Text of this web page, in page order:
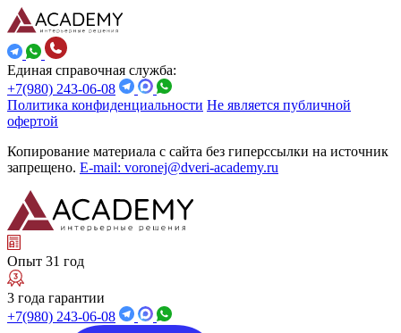
Единая справочная служба:
+7(980) 243-06-08
Политика конфиденциальности Не является публичной
офертой
Копирование материала с сайта без гиперссылки на источник
запрещено. E-mail: voronej@dveri-academy.ru
Опыт 31 год
3 года гарантии
+7(980) 243-06-08